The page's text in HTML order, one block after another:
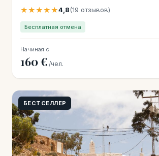
★★★★★4,8(19 отзывов)
Бесплатная отмена
Начиная с
160 € /чел.
БЕСТСЕЛЛЕР